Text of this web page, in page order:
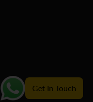
Get In Touch